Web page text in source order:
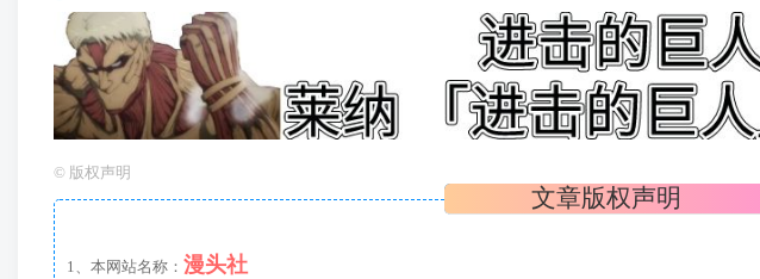
© 版权声明
文章版权声明
1、本网站名称： 漫头社